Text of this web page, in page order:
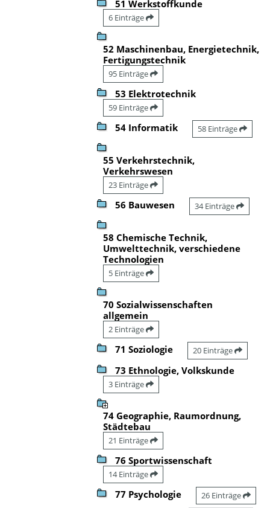
51 Werkstoffkunde
6 Einträge
52 Maschinenbau, Energietechnik,
Fertigungstechnik
95 Einträge
53 Elektrotechnik
59 Einträge
54 Informatik 58 Einträge
55 Verkehrstechnik,
Verkehrswesen
23 Einträge
56 Bauwesen 34 Einträge
58 Chemische Technik,
Umwelttechnik, verschiedene
Technologien
5 Einträge
70 Sozialwissenschaften
allgemein
2 Einträge
71 Soziologie 20 Einträge
73 Ethnologie, Volkskunde
3 Einträge
74 Geographie, Raumordnung,
Städtebau
21 Einträge
76 Sportwissenschaft
14 Einträge
77 Psychologie 26 Einträge